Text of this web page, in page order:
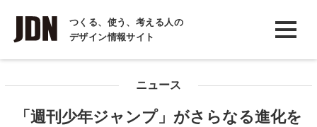
つくる、使う、考える人の
デザイン情報サイト
INTERVIEW
インタビュー
ニュース
「週刊少年ジャンプ」がさらなる進化を